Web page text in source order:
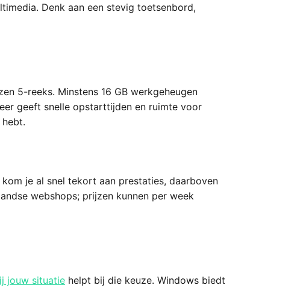
Denk aan een stevig toetsenbord,
5-reeks. Minstens 16 GB werkgeheugen
geeft snelle opstarttijden en ruimte voor
je al snel tekort aan prestaties, daarboven
webshops; prijzen kunnen per week
jouw situatie helpt bij die keuze. Windows biedt